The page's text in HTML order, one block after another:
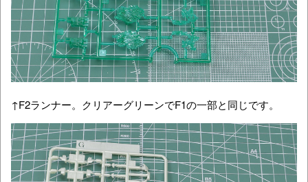
↑F2ランナー。クリアーグリーンでF1の一部と同じです。